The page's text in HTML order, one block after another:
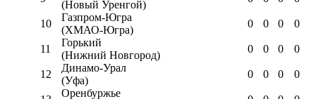
(Новый Уренгой)
10
Газпром-Югра
(ХМАО-Югра)
0 0 0 0
11
Горький
(Нижний Новгород)
0 0 0 0
12
Динамо-Урал
(Уфа)
0 0 0 0
Оренбуржье